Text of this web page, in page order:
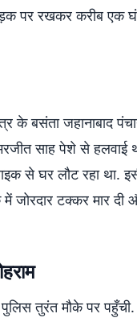
पर रखकर करीब एक
के बसंता जहानाबाद
साह पेशे से हलवाई
से घर लौट रहा था.
जोरदार टक्कर मार
पुलिस तुरंत मौके पर